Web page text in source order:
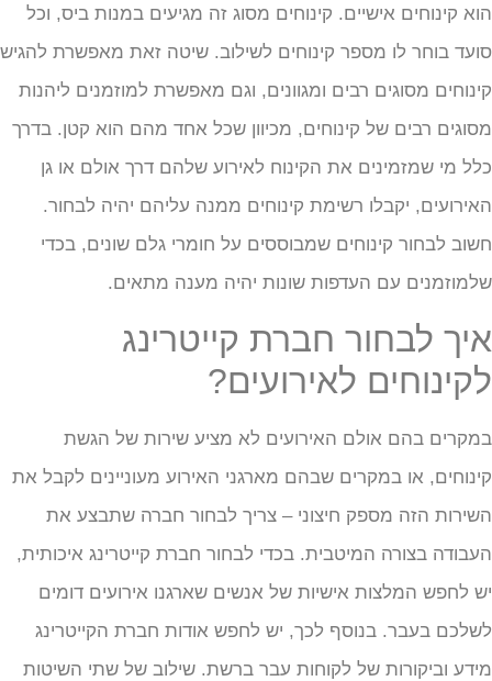
קינוחים אישיים. קינוחים מסוג זה מגיעים במנות ביס, וכל
בוחר לו מספר קינוחים לשילוב. שיטה זאת מאפשרת להגיש
מסוגים רבים ומגוונים, וגם מאפשרת למוזמנים ליהנות
רבים של קינוחים, מכיוון שכל אחד מהם הוא קטן. בדרך
מי שמזמינים את הקינוח לאירוע שלהם דרך אולם או גן
יקבלו רשימת קינוחים ממנה עליהם יהיה לבחור.
לבחור קינוחים שמבוססים על חומרי גלם שונים, בכדי
עם העדפות שונות יהיה מענה מתאים.
לבחור חברת קייטרינג
לאירועים?
בהם אולם האירועים לא מציע שירות של הגשת
או במקרים שבהם מארגני האירוע מעוניינים לקבל את
הזה מספק חיצוני – צריך לבחור חברה שתבצע את
בצורה המיטבית. בכדי לבחור חברת קייטרינג איכותית,
לחפש המלצות אישיות של אנשים שארגנו אירועים דומים
בעבר. בנוסף לכך, יש לחפש אודות חברת הקייטרינג
וביקורות של לקוחות עבר ברשת. שילוב של שתי השיטות